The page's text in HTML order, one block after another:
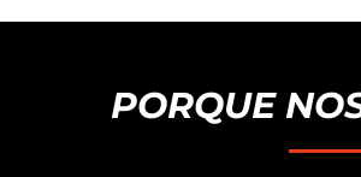
PORQUE